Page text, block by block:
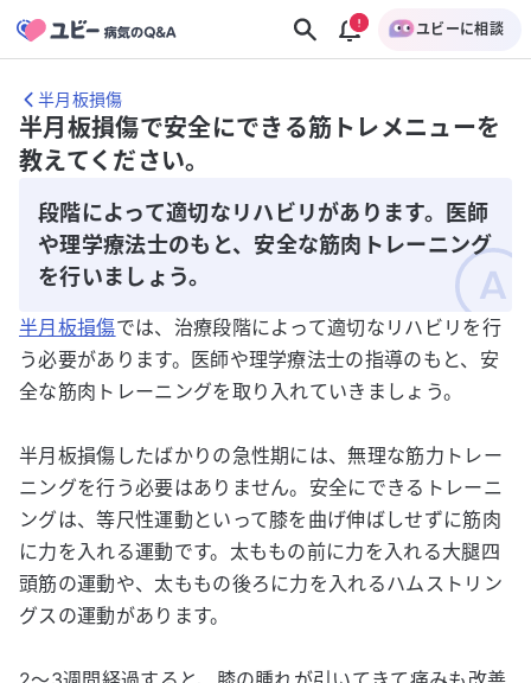
ユビーに相談
半月板損傷
半月板損傷で安全にできる筋トレメニューを
教えてください。
段階によって適切なリハビリがあります。医師
や理学療法士のもと、安全な筋肉トレーニング
を行いましょう。
半月板損傷では、治療段階によって適切なリハビリを行
う必要があります。医師や理学療法士の指導のもと、安
全な筋肉トレーニングを取り入れていきましょう。
半月板損傷したばかりの急性期には、無理な筋力トレー
ニングを行う必要はありません。安全にできるトレーニ
ングは、等尺性運動といって膝を曲げ伸ばしせずに筋肉
に力を入れる運動です。太ももの前に力を入れる大腿四
頭筋の運動や、太ももの後ろに力を入れるハムストリン
グスの運動があります。